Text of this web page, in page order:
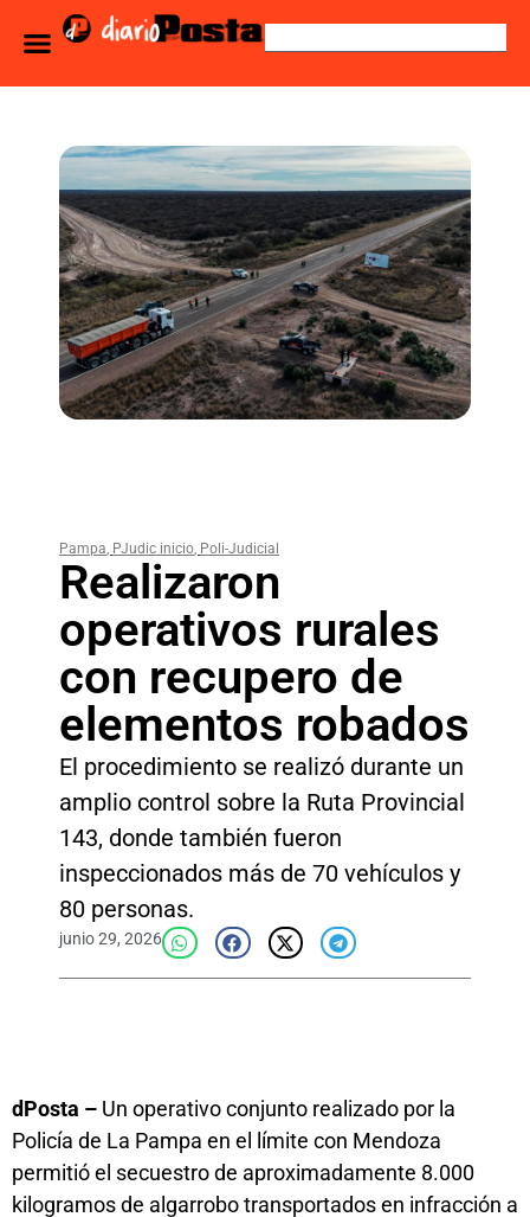
Pampa, PJudic inicio, Poli-Judicial
Realizaron
operativos rurales
con recupero de
elementos robados
El procedimiento se realizó durante un
amplio control sobre la Ruta Provincial
143, donde también fueron
inspeccionados más de 70 vehículos y
80 personas.
junio 29, 2026
dPosta – Un operativo conjunto realizado por la
Policía de La Pampa en el límite con Mendoza
permitió el secuestro de aproximadamente 8.000
kilogramos de algarrobo transportados en infracción a